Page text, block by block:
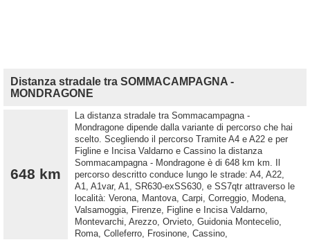
Distanza stradale tra SOMMACAMPAGNA -
MONDRAGONE
648 km
La distanza stradale tra Sommacampagna -
Mondragone dipende dalla variante di percorso che hai
scelto. Scegliendo il percorso Tramite A4 e A22 e per
Figline e Incisa Valdarno e Cassino la distanza
Sommacampagna - Mondragone è di 648 km km. Il
percorso descritto conduce lungo le strade: A4, A22,
A1, A1var, A1, SR630-exSS630, e SS7qtr attraverso le
località: Verona, Mantova, Carpi, Correggio, Modena,
Valsamoggia, Firenze, Figline e Incisa Valdarno,
Montevarchi, Arezzo, Orvieto, Guidonia Montecelio,
Roma, Colleferro, Frosinone, Cassino,